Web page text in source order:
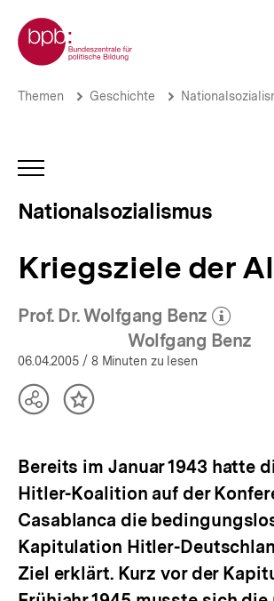
zum
Seiteninhalt
springen
Zur Startseite der bpb
Kriegsziele
Nationalsozialismus
und
Zweiter
Weltkrieg
Brotkrümelnavigation
Pfadnavigation
Themen Geschichte Nationalsozialismus
INHALTSNAVIGATION
Nationalsozialismus
Kriegsziele der
Prof. Dr. Wolfgang Benz
(Mehr zum Autor)
öffnen
Wolfgang Benz
06.04.2005 / 8 Minuten zu lesen
TeilenInhalt
Bereits im Januar 1943 hatte
Hitler-Koalition auf der
Casablanca die
Kapitulation Hitler-
Ziel erklärt. Kurz vor der